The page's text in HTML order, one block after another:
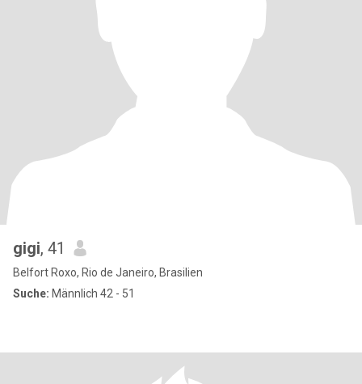
gigi, 41
Belfort Roxo, Rio de Janeiro, Brasilien
Suche: Männlich 42 - 51